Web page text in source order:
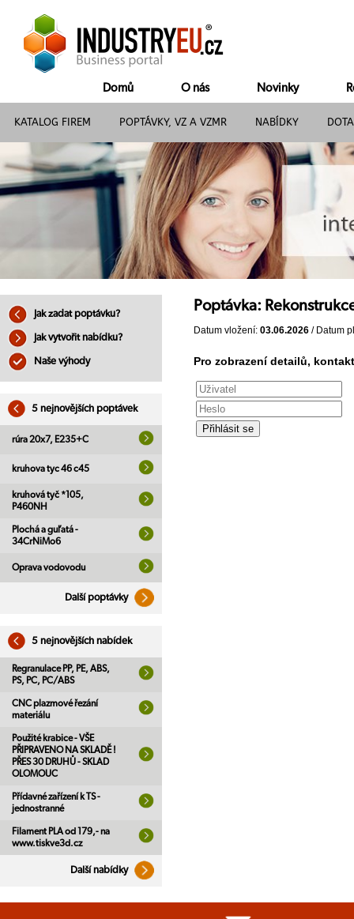
Domů O nás Novinky
KATALOG FIREM POPTÁVKY, VZ A VZMR NABÍDKY
Jak zadat poptávku?
Jak vytvořit nabídku?
Naše výhody
5 nejnovějších poptávek
rúra 20x7, E235+C
kruhova tyc 46 c45
kruhová tyč *105,
P460NH
Plochá a guľatá -
34CrNiMo6
Oprava vodovodu
Další poptávky
5 nejnovějších nabídek
Regranulace PP, PE, ABS,
PS, PC, PC/ABS
CNC plazmové řezání
materiálu
Použité krabice - VŠE
PŘIPRAVENO NA SKLADĚ !
PŘES 30 DRUHŮ - SKLAD
OLOMOUC
Přídavné zařízení k TS -
jednostranné
Filament PLA od 179,- na
www.tiskve3d.cz
Další nabídky
Poptávka:
Datum vložení: 03.06.2026 / Datum
Pro zobrazení detailů,